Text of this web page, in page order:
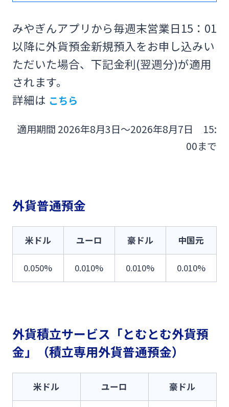
株主・投資家の皆さま
宮崎銀行について
ニュースリリース一覧
みやぎんアプリから毎週末営業日15：01
以降に外貨預金新規預入をお申し込みい
ただいた場合、下記金利(翌週分)が適用
されます。
詳細は こちら
適用期間 2026年8月3日～2026年8月7日 15:
00まで
外貨普通預金
米ドル ユーロ 豪ドル 中国元
0.050% 0.010% 0.010% 0.010%
外貨積立サービス「とむとむ外貨預
金」（積立専用外貨普通預金）
米ドル ユーロ 豪ドル